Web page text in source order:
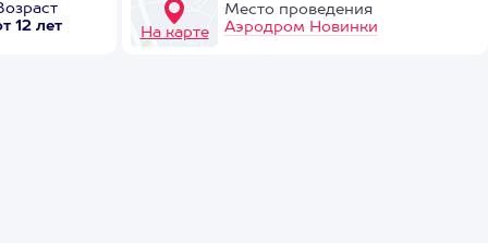
12 лет
На карте
Место проведения
Аэродром Новинки